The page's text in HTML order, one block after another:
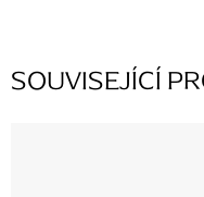
SOUVISEJÍCÍ